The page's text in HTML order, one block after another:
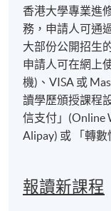
香港大學專業進
務，申請人可通
大部份公開招生
申請人可在網上
機)、VISA 或
讀學歷頒授課程
信支付」(Online
Alipay) 或 「轉數
報讀新課程